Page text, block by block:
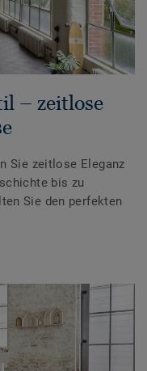
– zeitlose
Sie zeitlose Eleganz
bis zu
Sie den perfekten